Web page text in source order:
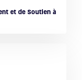
et de Soutien à